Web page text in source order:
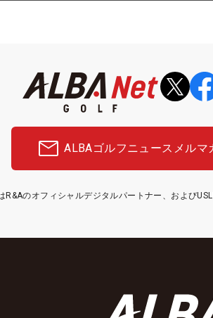
ALBAゴルフニュース メルマ
R&Aのオフィシャルデジタルパートナー、および